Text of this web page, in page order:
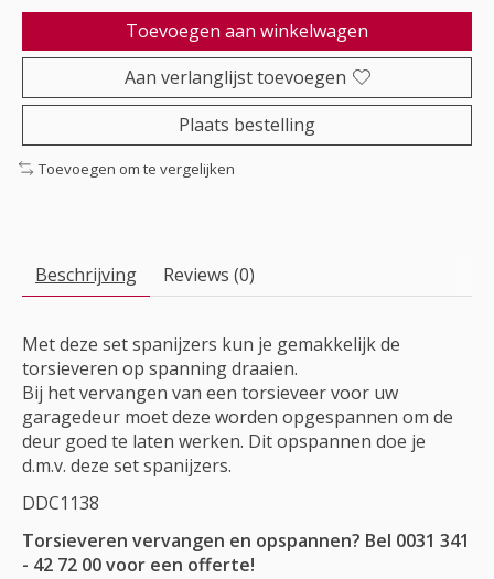
Toevoegen aan winkelwagen
Aan verlanglijst toevoegen
Plaats bestelling
Toevoegen om te vergelijken
Beschrijving Reviews (0)
Met deze set spanijzers kun je gemakkelijk de
torsieveren op spanning draaien.
Bij het vervangen van een torsieveer voor uw
garagedeur moet deze worden opgespannen om de
deur goed te laten werken. Dit opspannen doe je
d.m.v. deze set spanijzers.
DDC1138
Torsieveren vervangen en opspannen? Bel 0031 341
- 42 72 00 voor een offerte!